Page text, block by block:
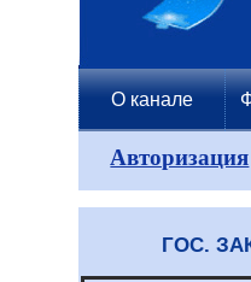
О канале
Авторизация
ГОС.